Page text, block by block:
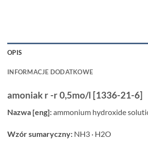
OPIS
INFORMACJE DODATKOWE
amoniak r -r 0,5mo/l [1336-21-6]
Nazwa [eng]:ammonium hydroxide
Wzór sumaryczny: NH3 · H2O